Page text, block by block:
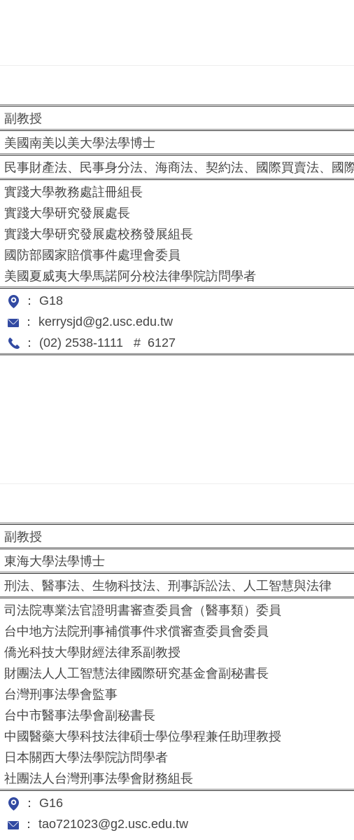
副教授
美國南美以美大學法學博士
民事財產法、民事身分法、海商法、契約法、國際買賣法、國
實踐大學教務處註冊組長
實踐大學研究發展處長
實踐大學研究發展處校務發展組長
國防部國家賠償事件處理會委員
美國夏威夷大學馬諾阿分校法律學院訪問學者
： G18
： kerrysjd@g2.usc.edu.tw
： (02) 2538-1111 # 6127
副教授
東海大學法學博士
刑法、醫事法、生物科技法、刑事訴訟法、人工智慧與法律
司法院專業法官證明書審查委員會（醫事類）委員
台中地方法院刑事補償事件求償審查委員會委員
僑光科技大學財經法律系副教授
財團法人人工智慧法律國際研究基金會副秘書長
台灣刑事法學會監事
台中市醫事法學會副秘書長
中國醫藥大學科技法律碩士學位學程兼任助理教授
日本關西大學法學院訪問學者
社團法人台灣刑事法學會財務組長
： G16
： tao721023@g2.usc.edu.tw